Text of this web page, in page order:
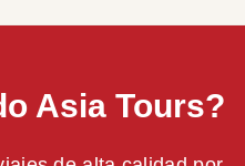
Asia Tours?